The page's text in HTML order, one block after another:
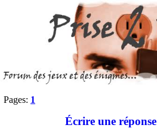
Pages: 1
Écrire une réponse